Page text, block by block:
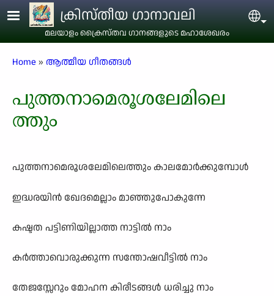
Skip to main contentക്രിസ്തീയ ഗാനാവലി
മലയാളം ക്രൈസ്തവ ഗാനങ്ങളുടെ മഹാശേഖരം
Breadcrumb
Home ആത്മീയ ഗീതങ്ങൾ
പുത്തനാമെരൂശലേമിലെ
ത്തും
പുത്തനാമെരൂശലേമിലെത്തും കാലമോർക്കുമ്പോൾ
ഇദ്ധരയിൻ ഖേദമെല്ലാം മാഞ്ഞുപോകുന്നേ
കഷ്ടത പട്ടിണിയില്ലാത്ത നാട്ടിൽ നാം
കർത്താവൊരുക്കുന്ന സന്തോഷവീട്ടിൽ നാം
തേജസ്സേറും മോഹന കിരീടങ്ങൾ ധരിച്ചു നാം